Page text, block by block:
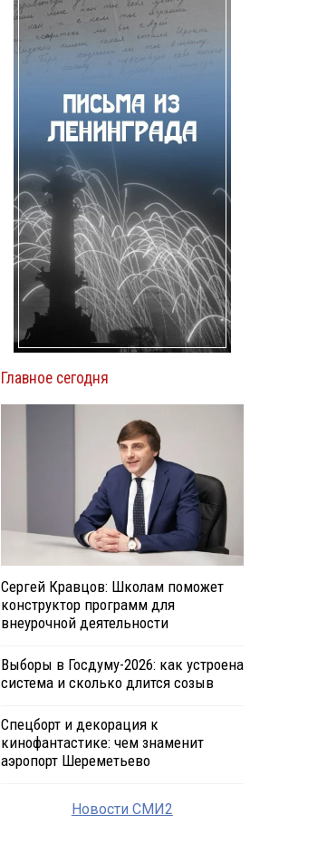
Главное сегодня
Сергей Кравцов: Школам поможет
конструктор программ для
внеурочной деятельности
Выборы в Госдуму-2026: как устроена
система и сколько длится созыв
Спецборт и декорация к
кинофантастике: чем знаменит
аэропорт Шереметьево
Новости СМИ2